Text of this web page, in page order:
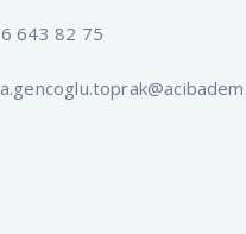
643 82 75